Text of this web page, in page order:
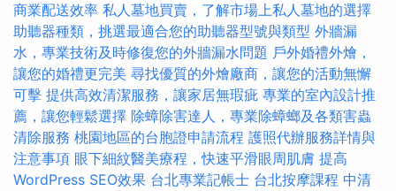
商業配送效率 私人墓地買賣，了解市場上私人墓地的選擇
助聽器種類，挑選最適合您的助聽器型號與類型 外牆漏
水，專業技術及時修復您的外牆漏水問題 戶外婚禮外燴，
讓您的婚禮更完美 尋找優質的外燴廠商，讓您的活動無懈
可擊 提供高效清潔服務，讓家居無瑕疵 專業的室內設計推
薦，讓您輕鬆選擇 除蟑除害達人，專業除蟑螂及各類害蟲
清除服務 桃園地區的台胞證申請流程 護照代辦服務詳情與
注意事項 眼下細紋醫美療程，快速平滑眼周肌膚 提高
WordPress SEO效果 台北專業記帳士 台北按摩課程 中清